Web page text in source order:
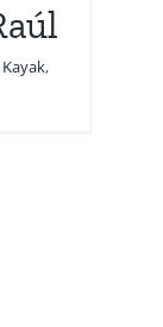
Kayak,